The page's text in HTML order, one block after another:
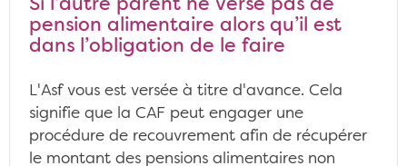
Si l’autre parent ne verse pas de
pension alimentaire alors qu’il est
dans l’obligation de le faire
L'Asf vous est versée à titre d'avance. Cela
signifie que la CAF peut engager une
procédure de recouvrement afin de récupérer
le montant des pensions alimentaires non